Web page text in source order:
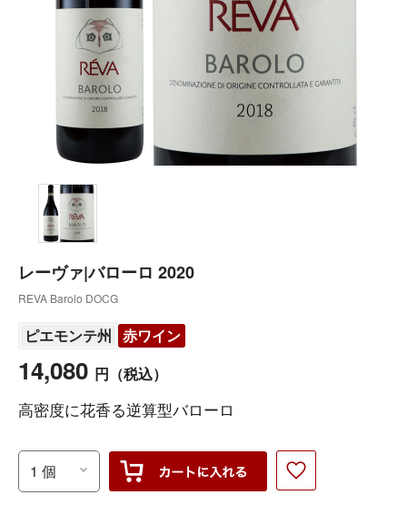
レーヴァ|バローロ 2020
REVA Barolo DOCG
ピエモンテ州 赤ワイン
14,080 円 （税込）
高密度に花香る逆算型バローロ